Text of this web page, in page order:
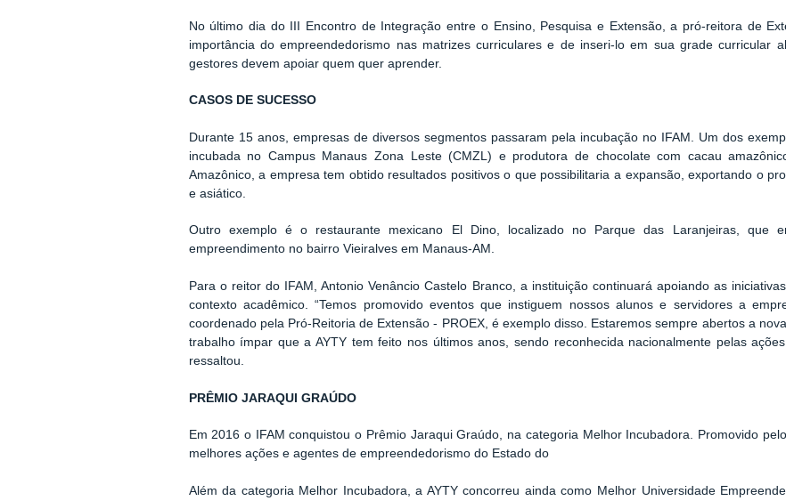
No último dia do III Encontro de Integração entre o Ensino, Pesquisa e Extensão, a pró-reitora de
importância do empreendedorismo nas matrizes curriculares e de inseri-lo em sua grade curricular
gestores devem apoiar quem quer aprender.
CASOS DE SUCESSO
Durante 15 anos, empresas de diversos segmentos passaram pela incubação no IFAM. Um dos
incubada no Campus Manaus Zona Leste (CMZL) e produtora de chocolate com cacau
Amazônico, a empresa tem obtido resultados positivos o que possibilitaria a expansão, exportando o
e asiático.
Outro exemplo é o restaurante mexicano El Dino, localizado no Parque das Laranjeiras, que
empreendimento no bairro Vieiralves em Manaus-AM.
Para o reitor do IFAM, Antonio Venâncio Castelo Branco, a instituição continuará apoiando as
contexto acadêmico. “Temos promovido eventos que instiguem nossos alunos e servidores a
coordenado pela Pró-Reitoria de Extensão - PROEX, é exemplo disso. Estaremos sempre abertos a
trabalho ímpar que a AYTY tem feito nos últimos anos, sendo reconhecida nacionalmente pelas
ressaltou.
PRÊMIO JARAQUI GRAÚDO
Em 2016 o IFAM conquistou o Prêmio Jaraqui Graúdo, na categoria Melhor Incubadora. Promovido
melhores ações e agentes de empreendedorismo do Estado do
Além da categoria Melhor Incubadora, a AYTY concorreu ainda como Melhor Universidade